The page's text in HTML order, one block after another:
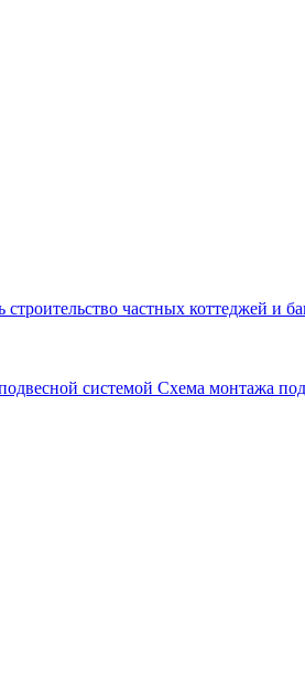
частных коттеджей и
системой Схема монтажа